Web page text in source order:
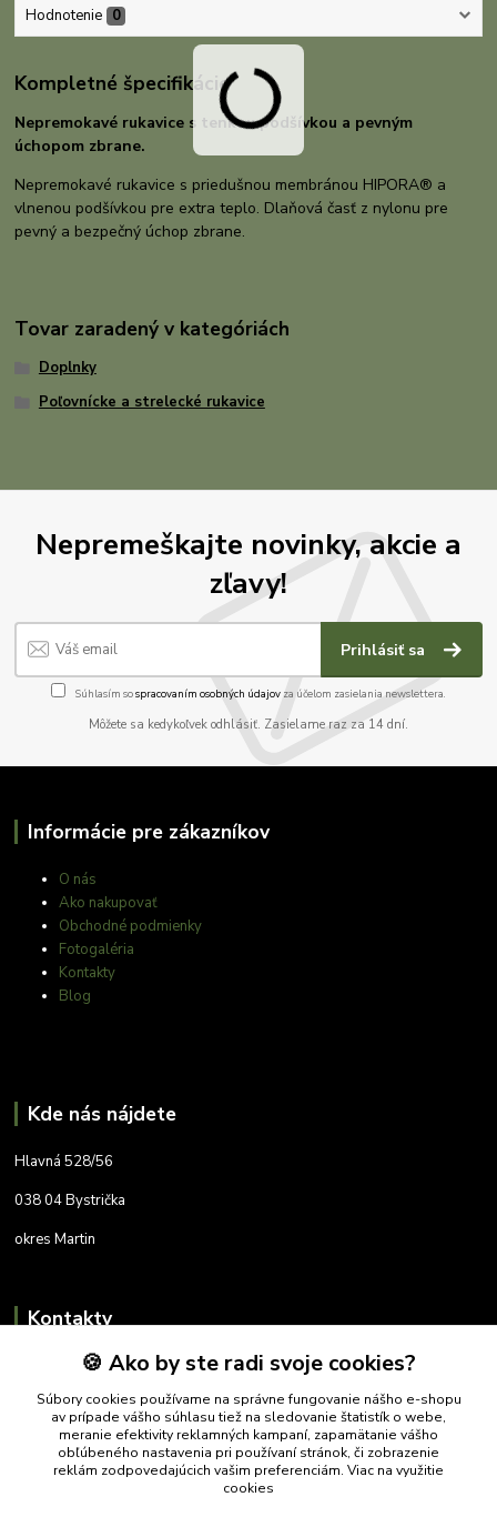
Hodnotenie 0
Kompletné špecifikácie
Nepremokavé rukavice s tenkou podšívkou a pevným
úchopom zbrane.
Nepremokavé rukavice s priedušnou membránou HIPORA® a
vlnenou podšívkou pre extra teplo. Dlaňová časť z nylonu pre
pevný a bezpečný úchop zbrane.
Tovar zaradený v kategóriách
Doplnky
Poľovnícke a strelecké rukavice
Nepremeškajte novinky, akcie a
zľavy!
Prihlásiť sa
Súhlasím sospracovaním osobných údajov za účelom zasielania newslettera.
Môžete sa kedykoľvek odhlásiť. Zasielame raz za 14 dní.
Informácie pre zákazníkov
O nás
Ako nakupovať
Obchodné podmienky
Fotogaléria
Kontakty
Blog
Kde nás nájdete
Hlavná 528/56
038 04 Bystrička
okres Martin
Kontakty
+421 905 788 098
fatralovshop@gmail.com
🍪 Ako by ste radi svoje cookies?
Súbory cookies používame na správne fungovanie nášho e-shopu
av prípade vášho súhlasu tiež na sledovanie štatistík o webe,
meranie efektivity reklamných kampaní, zapamätanie vášho
obľúbeného nastavenia pri používaní stránok, či zobrazenie
reklám zodpovedajúcich vašim preferenciám. Viac na využitie
cookies